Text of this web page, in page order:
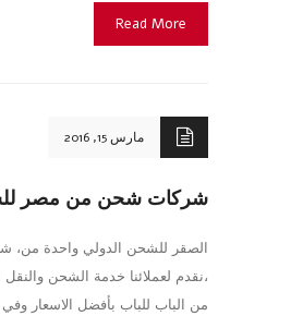
Read More
مارس 15, 2016
شركات شحن من مصر للسعودية |
الصقر للشحن الدولي واحدة
،نقدم لعملائنا خدمة الشحن والنقل
من الباب للباب بأفضل الاسعار